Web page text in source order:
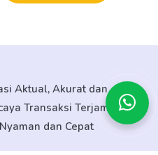
Aktual, Akurat dan
Transaksi Terjamin
dan Cepat